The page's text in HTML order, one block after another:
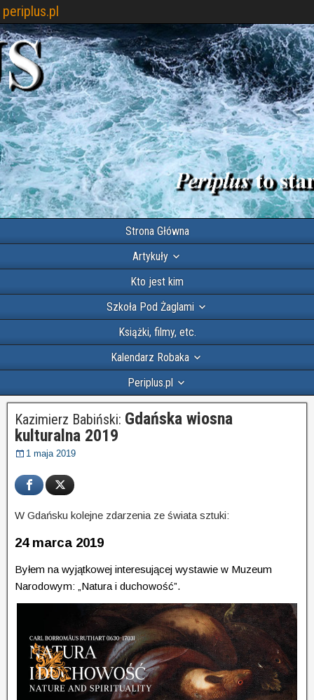
periplus.pl
Strona Główna
Artykuły
Kto jest kim
Szkoła Pod Żaglami
Książki, filmy, etc.
Kalendarz Robaka
Periplus.pl
Kazimierz Babiński: Gdańska wiosna
kulturalna 2019
1 maja 2019
W Gdańsku kolejne zdarzenia ze świata sztuki:
24 marca 2019
Byłem na wyjątkowej interesującej wystawie w Muzeum
Narodowym: „Natura i duchowość”.